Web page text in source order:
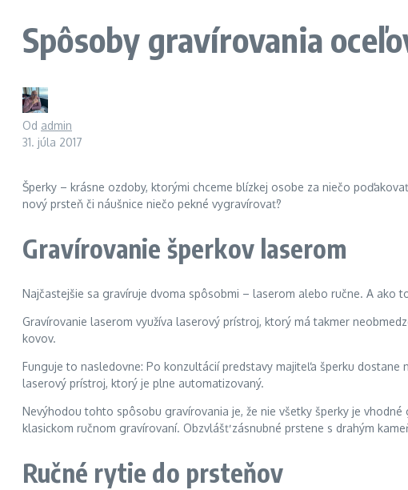
Spôsoby gravírovania
Od admin
31. júla 2017
Šperky – krásne ozdoby, ktorými chceme blízkej osobe za niečo
nový prsteň či náušnice niečo pekné vygravírovať?
Gravírovanie šperkov laserom
Najčastejšie sa gravíruje dvoma spôsobmi – laserom alebo ručne. A ako
Gravírovanie laserom využíva laserový prístroj, ktorý má takmer
kovov.
Funguje to nasledovne: Po konzultácií predstavy majiteľa šperku
laserový prístroj, ktorý je plne automatizovaný.
Nevýhodou tohto spôsobu gravírovania je, že nie všetky šperky je
klasickom ručnom gravírovaní. Obzvlášť zásnubné prstene s drahým
Ručné rytie do prsteňov